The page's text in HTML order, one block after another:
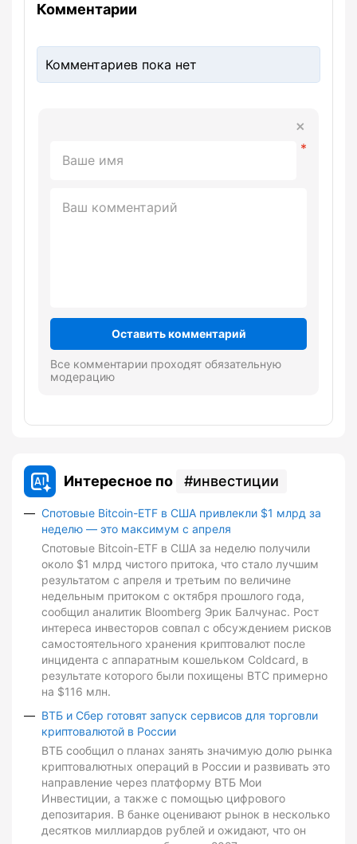
Комментарии
Комментариев пока нет
Оставить комментарий
Все комментарии проходят обязательную
модерацию
Интересное по инвестиции
Спотовые Bitcoin-ETF в США привлекли $1 млрд за
неделю — это максимум с апреля
Спотовые Bitcoin-ETF в США за неделю получили
около $1 млрд чистого притока, что стало лучшим
результатом с апреля и третьим по величине
недельным притоком с октября прошлого года,
сообщил аналитик Bloomberg Эрик Балчунас. Рост
интереса инвесторов совпал с обсуждением рисков
самостоятельного хранения криптовалют после
инцидента с аппаратным кошельком Coldcard, в
результате которого были похищены BTC примерно
на $116 млн.
ВТБ и Сбер готовят запуск сервисов для торговли
криптовалютой в России
ВТБ сообщил о планах занять значимую долю рынка
криптовалютных операций в России и развивать это
направление через платформу ВТБ Мои
Инвестиции, а также с помощью цифрового
депозитария. В банке оценивают рынок в несколько
десятков миллиардов рублей и ожидают, что он